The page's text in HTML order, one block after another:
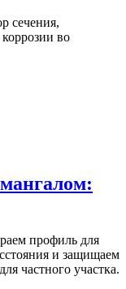
сечения,
во
профиль для
и защищаем
частного участка.